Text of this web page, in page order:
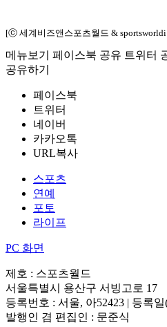
[ⓒ 세계비즈앤스포츠월드 &
메뉴보기 페이스북 공유 트위터
공유하기
페이스북
트위터
네이버
카카오톡
URL복사
스포츠
연예
포토
라이프
PC 화면
제호 : 스포츠월드
서울특별시 용산구 서빙고로 17
등록번호 : 서울, 아52423 | 등록
발행인 겸 편집인 : 문준식